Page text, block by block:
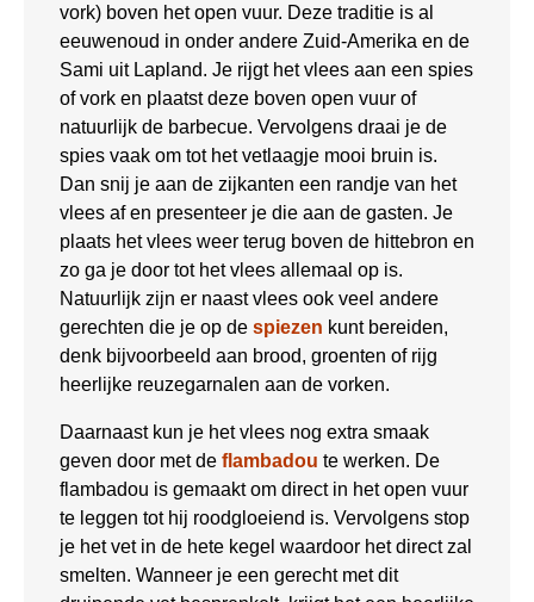
vork) boven het open vuur. Deze traditie is al
eeuwenoud in onder andere Zuid-Amerika en de
Sami uit Lapland. Je rijgt het vlees aan een spies
of vork en plaatst deze boven open vuur of
natuurlijk de barbecue. Vervolgens draai je de
spies vaak om tot het vetlaagje mooi bruin is.
Dan snij je aan de zijkanten een randje van het
vlees af en presenteer je die aan de gasten. Je
plaats het vlees weer terug boven de hittebron en
zo ga je door tot het vlees allemaal op is.
Natuurlijk zijn er naast vlees ook veel andere
gerechten die je op de spiezen kunt bereiden,
denk bijvoorbeeld aan brood, groenten of rijg
heerlijke reuzegarnalen aan de vorken.
Daarnaast kun je het vlees nog extra smaak
geven door met de flambadou te werken. De
flambadou is gemaakt om direct in het open vuur
te leggen tot hij roodgloeiend is. Vervolgens stop
je het vet in de hete kegel waardoor het direct zal
smelten. Wanneer je een gerecht met dit